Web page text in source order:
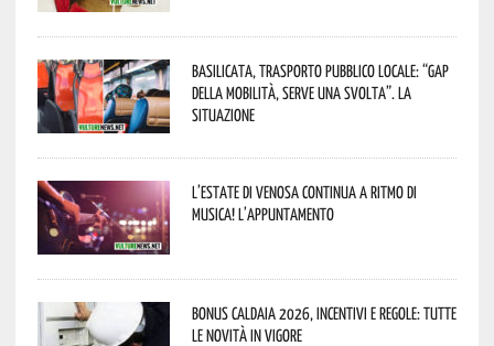
Basilicata, trasporto pubblico locale: “Gap
della mobilità, serve una svolta”. La
situazione
L’estate di Venosa continua a ritmo di
musica! L’appuntamento
Bonus caldaia 2026, incentivi e regole: tutte
le novità in vigore